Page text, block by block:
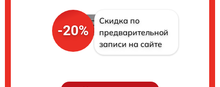
-20%
Скидка по
предварительной
записи на сайте